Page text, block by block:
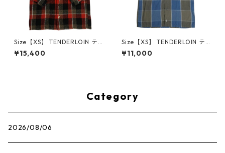
Size【XS】 TENDERLOIN テ
ンダーロイン WOOL CHECK
SHT HB 長袖シャツ 赤 【中古
¥15,400
Size【XS】 TENDERLOIN テ
ンダーロイン T-POLY SHT S/S
BLUE/GRAY 半袖シャツ 青
¥11,000
Category
2026/08/06